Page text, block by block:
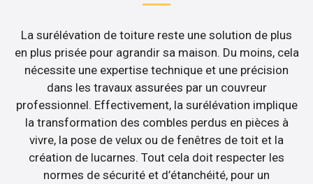
La surélévation de toiture reste une solution de plus
en plus prisée pour agrandir sa maison. Du moins, cela
nécessite une expertise technique et une précision
dans les travaux assurées par un couvreur
professionnel. Effectivement, la surélévation implique
la transformation des combles perdus en pièces à
vivre, la pose de velux ou de fenêtres de toit et la
création de lucarnes. Tout cela doit respecter les
normes de sécurité et d’étanchéité, pour un